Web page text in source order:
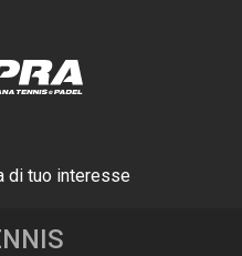
di tuo interesse